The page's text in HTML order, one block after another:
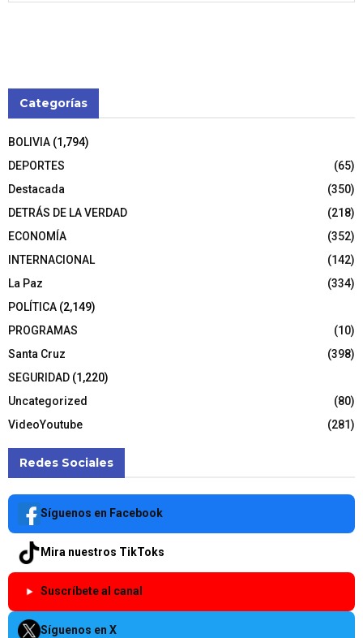
Categorías
BOLIVIA (1,794)
DEPORTES
(65)
Destacada
(350)
DETRÁS DE LA VERDAD
(218)
ECONOMÍA
(352)
INTERNACIONAL
(142)
La Paz
(334)
POLÍTICA (2,149)
PROGRAMAS
(10)
Santa Cruz
(398)
SEGURIDAD (1,220)
Uncategorized
(80)
VideoYoutube
(281)
Redes Sociales
Síguenos en Facebook
Mira nuestros TikToks
Suscríbete al canal
Síguenos en X